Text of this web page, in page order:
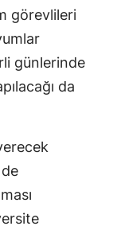
görevlileri
günlerinde
da